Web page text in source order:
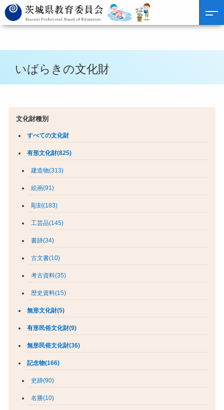
いばらきの文化財
文化財種別
すべての文化財
有形文化財(825)
建造物(313)
絵画(91)
彫刻(183)
工芸品(145)
書跡(34)
古文書(10)
考古資料(35)
歴史資料(15)
無形文化財(5)
有形民俗文化財(9)
無形民俗文化財(36)
記念物(166)
史跡(90)
名勝(10)